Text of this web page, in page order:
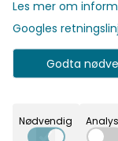
Dokumenter
Vår visjon er å
Les mer om
Googles
Godta
Nødvendig